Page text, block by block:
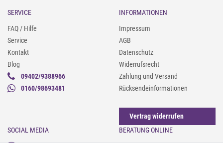
SERVICE
FAQ / Hilfe
Service
Kontakt
Blog
09402/9388966
0160/98693481
INFORMATIONEN
Impressum
AGB
Datenschutz
Widerrufsrecht
Zahlung und Versand
Rücksendeinformationen
Vertrag widerrufen
SOCIAL MEDIA
BERATUNG ONLINE